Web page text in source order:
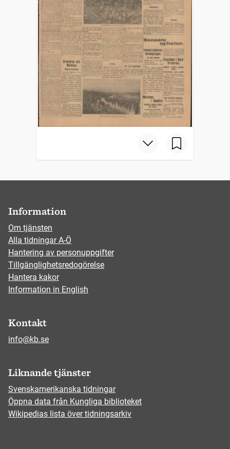
Information
Om tjänsten
Alla tidningar A-Ö
Hantering av personuppgifter
Tillgänglighetsredogörelse
Hantera kakor
Information in English
Kontakt
info@kb.se
Liknande tjänster
Svenskamerikanska tidningar
Öppna data från Kungliga biblioteket
Wikipedias lista över tidningsarkiv